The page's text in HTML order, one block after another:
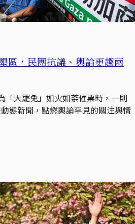
區，民團抗議、輿論更趨兩
「大罷免」如火如荼催票時，一則
態新聞，點燃輿論罕見的關注與情